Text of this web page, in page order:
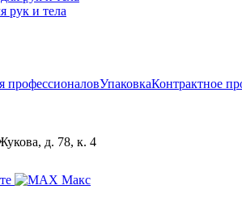
рук и тела
профессионаловУпаковкаКонтрактное
д. 78, к. 4
Макс